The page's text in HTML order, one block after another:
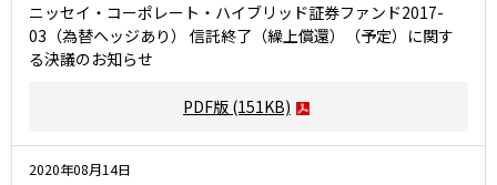
ニッセイ・コーポレート・ハイブリッド証券ファンド2017-
03（為替ヘッジあり） 信託終了（繰上償還）（予定）に関す
る決議のお知らせ
PDF版 (151KB)
2020年08月14日